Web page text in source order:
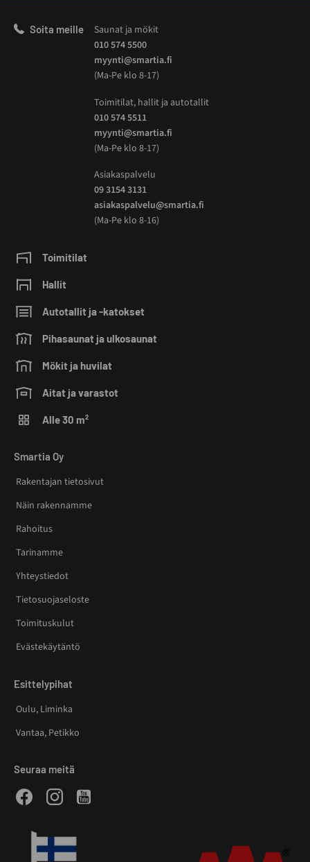
Soita meille
Saunat ja mökit
010 574 5500
myynti@smartia.fi
(Ma-Pe klo 8-17)
Toimitilat, hallit ja autotallit
010 574 5511
myynti@smartia.fi
(Ma-Pe klo 8-17)
Asiakaspalvelu
09 3154 3131
asiakaspalvelu@smartia.fi
(Ma-Pe klo 8-16)
Toimitilat
Hallit
Autotallit ja -katokset
Pihasaunat ja ulkosaunat
Mökit ja huvilat
Aitat ja varastot
Alle 30 m²
Smartia Oy
Rakentajan tietosivut
Näin rakennamme
Rahoitus
Tarinamme
Yhteystiedot
Tietosuojaseloste
Toimituskulut
Evästekäytäntö
Esittelypihat
Oulu, Liminka
Vantaa, Petikko
Seuraa meitä
FacebookInstagramYoutube